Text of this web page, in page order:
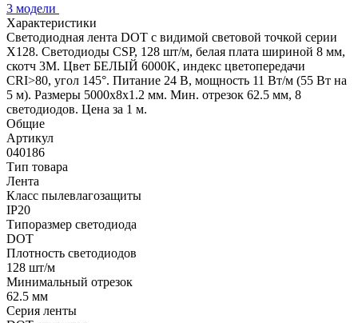
3 модели
Характеристики
Светодиодная лента DOT с видимой световой точкой серии
X128. Светодиоды CSP, 128 шт/м, белая плата шириной 8 мм,
скотч 3M. Цвет БЕЛЫЙ 6000K, индекс цветопередачи
CRI>80, угол 145°. Питание 24 В, мощность 11 Вт/м (55 Вт на
5 м). Размеры 5000х8х1.2 мм. Мин. отрезок 62.5 мм, 8
светодиодов. Цена за 1 м.
Общие
Артикул
040186
Тип товара
Лента
Класс пылевлагозащиты
IP20
Типоразмер светодиода
DOT
Плотность светодиодов
128 шт/м
Минимальный отрезок
62.5 мм
Серия ленты